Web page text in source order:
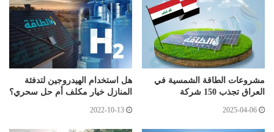
مشروعات الطاقة الشمسية في
العراق تجذب 150 شركة
2025-04-06
هل استخدام الهيدروجين لتدفئة
المنازل خيار مكلف أم حل سحري؟
2022-10-13